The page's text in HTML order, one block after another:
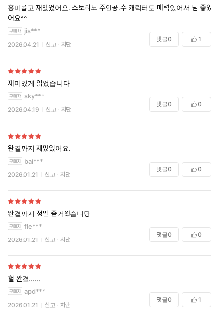
흥미롭고 재밌었어요. 스토리도 주인공.수 캐릭터도 매력있어서 넘 좋았
어요^^
jis***
2026.04.21 신고 차단
댓글0 1
재미있게 읽었습니다
sky***
2026.04.19 신고 차단
댓글0 0
완결까지 재밌었어요.
bai***
2026.01.21 신고 차단
댓글0 0
완결까지 정말 즐거웠습니당
fle***
2026.01.21 신고 차단
댓글0 0
헐 완결......
apd***
2026.01.21 신고 차단
댓글0 1